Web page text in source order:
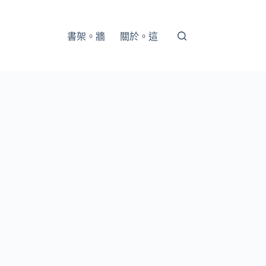
書架。牆 關於。這